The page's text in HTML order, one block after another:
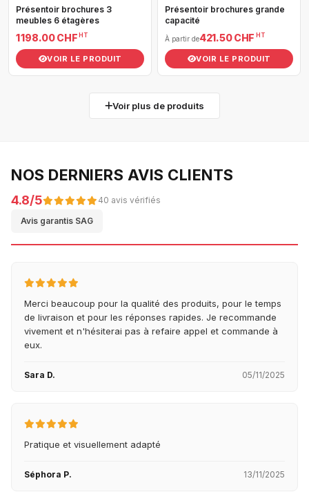
Présentoir brochures 3
meubles 6 étagères
1 198.00 CHF HT
VOIR LE PRODUIT
Présentoir brochures grande
capacité
À partir de421.50 CHF HT
VOIR LE PRODUIT
Voir plus de produits
NOS DERNIERS AVIS CLIENTS
4.8/5 40 avis vérifiés
Avis garantis SAG
Merci beaucoup pour la qualité des produits, pour le temps
de livraison et pour les réponses rapides. Je recommande
vivement et n'hésiterai pas à refaire appel et commande à
eux.
Sara D. 05/11/2025
Pratique et visuellement adapté
Séphora P. 13/11/2025